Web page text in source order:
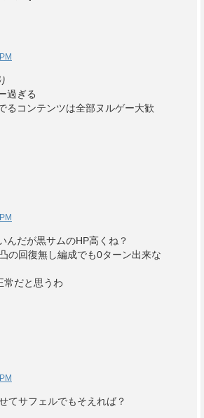
過ぎる
るコンテンツは全部ヌルゲー大歓
んだが黒サムのHP高くね？
の回復無し編成でも0ターン出来な
常だと思うわ
てサフェルでもそえれば？